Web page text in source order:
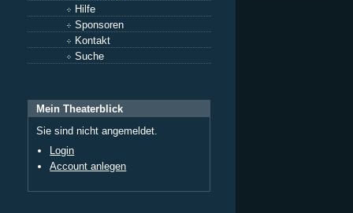
Hilfe
Sponsoren
Kontakt
Suche
Mein Theaterblick
Sie sind nicht angemeldet.
Login
Account anlegen